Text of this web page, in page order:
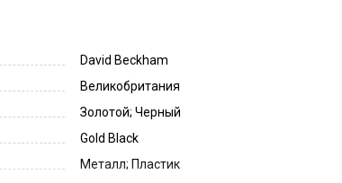
David Beckham
Великобритания
Золотой; Черный
Gold Black
Металл; Пластик